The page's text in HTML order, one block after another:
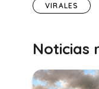
VIRALES
Noticias